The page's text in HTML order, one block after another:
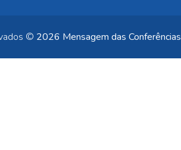
© 2026 Mensagem das Conferências